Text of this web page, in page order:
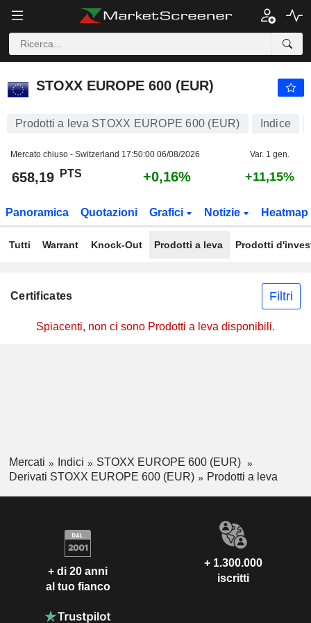
STOXX EUROPE 600 (EUR)
Prodotti a leva STOXX EUROPE 600 (EUR) Indice
Mercato chiuso - Switzerland 17:50:00 06/08/2026 Var. 1 gen.
658,19 PTS +0,16% +11,15%
Panoramica Quotazioni Grafici Notizie Heatmap
Tutti Warrant Knock-Out Prodotti a leva Prodotti
Certificates Filtri
Spiacenti, non ci sono Prodotti a leva disponibili.
Mercati Indici
STOXX EUROPE 600 (EUR)
Derivati STOXX EUROPE 600 (EUR)
Prodotti a leva
+ di 20 anni
al tuo fianco
+ 1.300.000
iscritti